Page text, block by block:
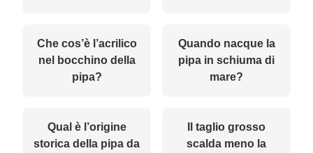
Che cos’è l’acrilico
nel bocchino della
pipa?
Quando nacque la
pipa in schiuma di
mare?
Qual è l’origine
storica della pipa da
Il taglio grosso
scalda meno la